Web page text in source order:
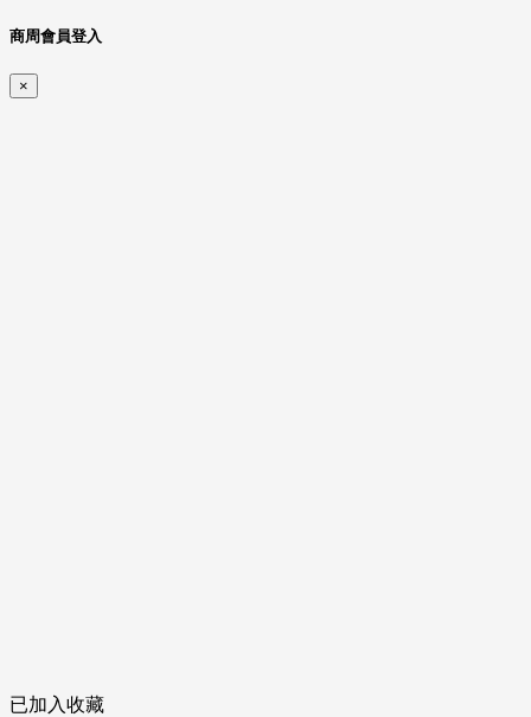
商周會員登入
×
已加入收藏